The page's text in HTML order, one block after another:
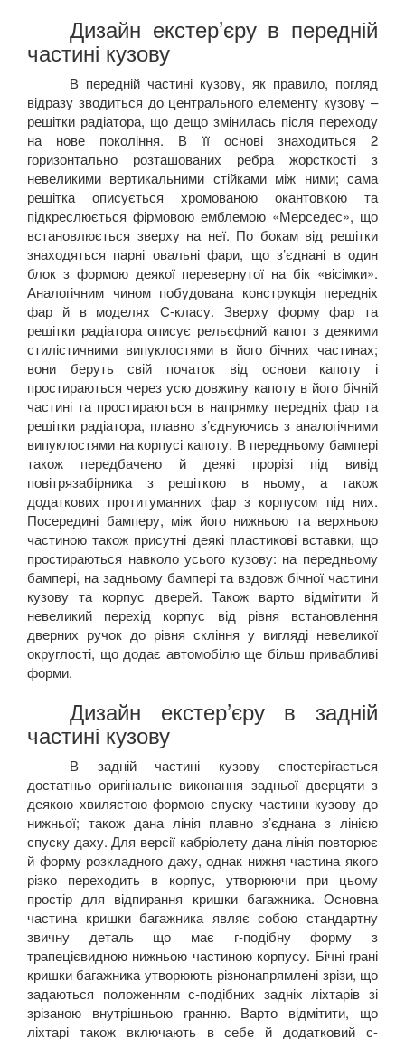
Дизайн екстер’єру в передній
частині кузову
В передній частині кузову, як правило, погляд
відразу зводиться до центрального елементу кузову –
решітки радіатора, що дещо змінилась після переходу
на нове покоління. В її основі знаходиться 2
горизонтально розташованих ребра жорсткості з
невеликими вертикальними стійками між ними; сама
решітка описується хромованою окантовкою та
підкреслюється фірмовою емблемою «Мерседес», що
встановлюється зверху на неї. По бокам від решітки
знаходяться парні овальні фари, що з’єднані в один
блок з формою деякої перевернутої на бік «вісімки».
Аналогічним чином побудована конструкція передніх
фар й в моделях С-класу. Зверху форму фар та
решітки радіатора описує рельєфний капот з деякими
стилістичними випуклостями в його бічних частинах;
вони беруть свій початок від основи капоту і
простираються через усю довжину капоту в його бічній
частині та простираються в напрямку передніх фар та
решітки радіатора, плавно з’єднуючись з аналогічними
випуклостями на корпусі капоту. В передньому бампері
також передбачено й деякі прорізі під вивід
повітрязабірника з решіткою в ньому, а також
додаткових протитуманних фар з корпусом під них.
Посередині бамперу, між його нижньою та верхньою
частиною також присутні деякі пластикові вставки, що
простираються навколо усього кузову: на передньому
бампері, на задньому бампері та вздовж бічної частини
кузову та корпус дверей. Також варто відмітити й
невеликий перехід корпус від рівня встановлення
дверних ручок до рівня скління у вигляді невеликої
округлості, що додає автомобілю ще більш привабливі
форми.
Дизайн екстер’єру в задній
частині кузову
В задній частині кузову спостерігається
достатньо оригінальне виконання задньої дверцяти з
деякою хвилястою формою спуску частини кузову до
нижньої; також дана лінія плавно з’єднана з лінією
спуску даху. Для версії кабріолету дана лінія повторює
й форму розкладного даху, однак нижня частина якого
різко переходить в корпус, утворюючи при цьому
простір для відпирання кришки багажника. Основна
частина кришки багажника являє собою стандартну
звичну деталь що має г-подібну форму з
трапецієвидною нижньою частиною корпусу. Бічні грані
кришки багажника утворюють різнонапрямлені зрізи, що
задаються положенням с-подібних задніх ліхтарів зі
зрізаною внутрішньою гранню. Варто відмітити, що
ліхтарі також включають в себе й додатковий с-